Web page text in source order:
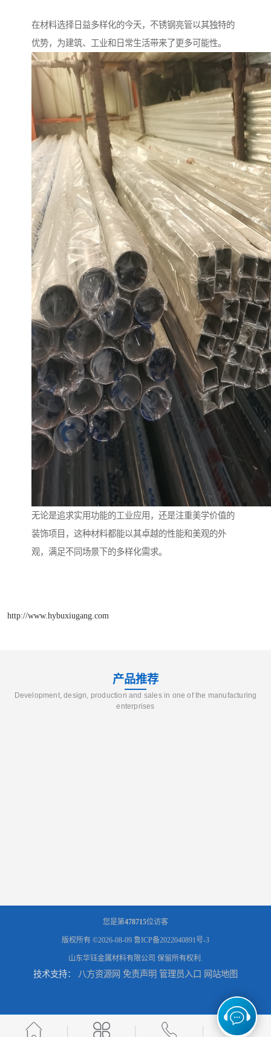
在材料选择日益多样化的今天，不锈钢亮管以其独特的
优势，为建筑、工业和日常生活带来了更多可能性。
无论是追求实用功能的工业应用，还是注重美学价值的
装饰项目，这种材料都能以其卓越的性能和美观的外
观，满足不同场景下的多样化需求。
http://www.hybuxiugang.com
产品推荐
Development, design, production and sales in one of the manufacturing
enterprises
您是第478715位访客
版权所有 ©2026-08-09 鲁ICP备2022040891号-3
山东华钰金属材料有限公司 保留所有权利.
技术支持： 八方资源网 免责声明 管理员入口 网站地图